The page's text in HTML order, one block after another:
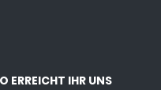
ERREICHT IHR UNS